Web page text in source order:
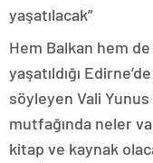
yaşatılacak”
Hem Balkan hem de
yaşatıldığı
söyleyen Vali
mutfağında neler
kitap ve kaynak